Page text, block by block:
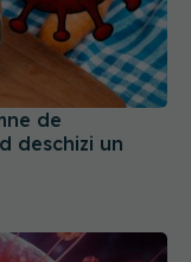
de
deschizi un